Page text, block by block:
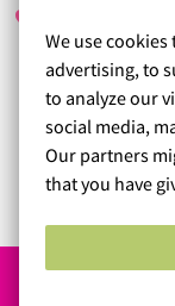
We use
advertising, to
to analyze our
social media,
Our partners
that you have
Toimitus
todella
alusvaatteita